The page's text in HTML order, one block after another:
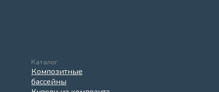
Каталог
Композитные
бассейны